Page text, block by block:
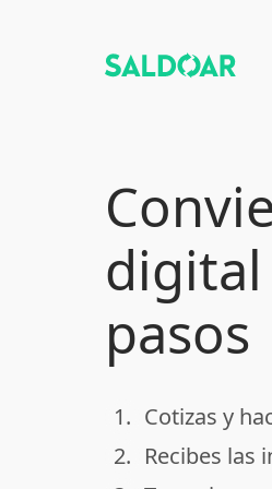
pasos
done
1. Cotizas y
done
2. Recibes las